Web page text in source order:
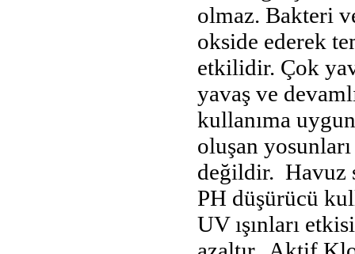
olmaz. Bakteri
okside ederek
etkilidir. Çok
yavaş ve
kullanıma
oluşan
değildir. Havuz
PH düşürücü
UV ışınları